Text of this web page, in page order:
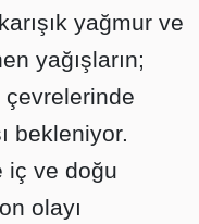
yağmur ve
yağışların;
çevrelerinde
bekleniyor.
iç ve doğu
olayı